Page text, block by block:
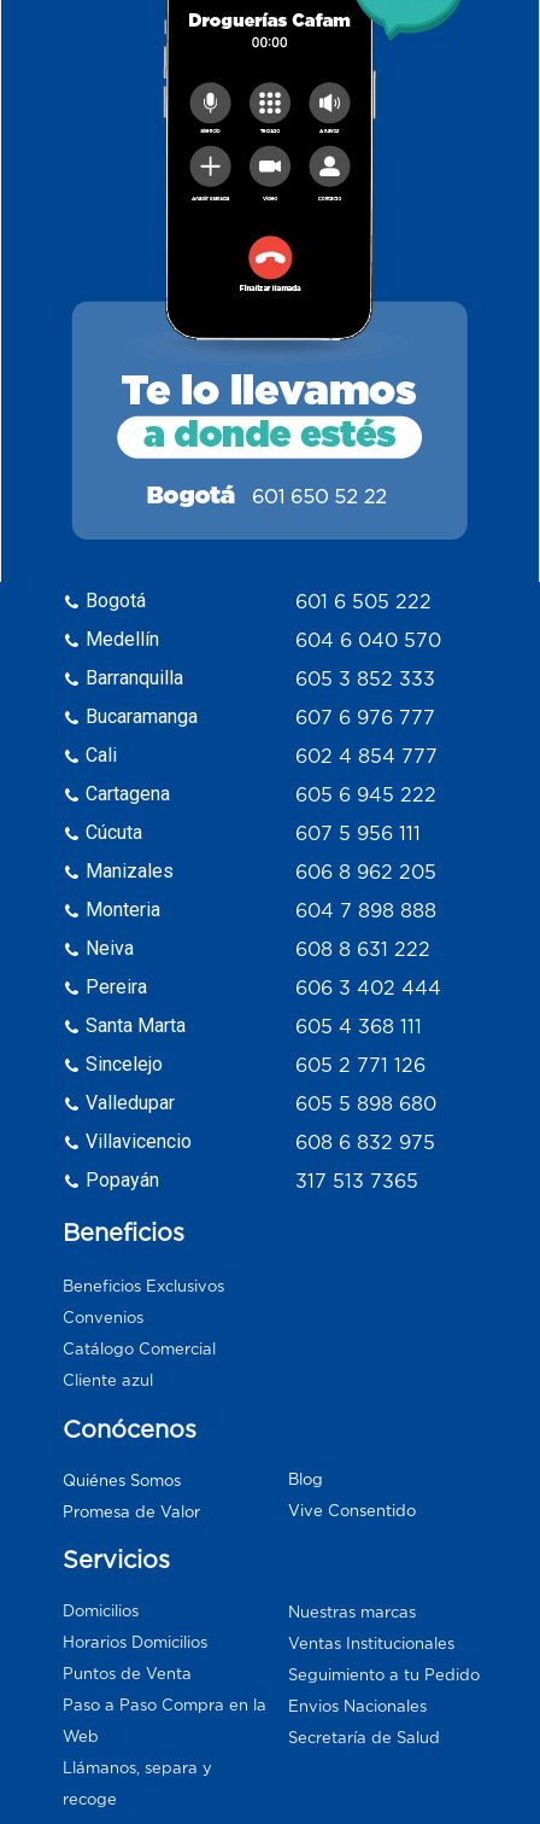
Bogotá
Medellín
Barranquilla
Bucaramanga
Cali
Cartagena
Cúcuta
Manizales
Monteria
Neiva
Pereira
Santa Marta
Sincelejo
Valledupar
Villavicencio
Popayán
601 6 505 222
604 6 040 570
605 3 852 333
607 6 976 777
602 4 854 777
605 6 945 222
607 5 956 111
606 8 962 205
604 7 898 888
608 8 631 222
606 3 402 444
605 4 368 111
605 2 771 126
605 5 898 680
608 6 832 975
317 513 7365
Beneficios
Beneficios Exclusivos
Convenios
Catálogo Comercial
Cliente azul
Conócenos
Quiénes Somos
Promesa de Valor
Blog
Vive Consentido
Servicios
Domicilios
Horarios Domicilios
Puntos de Venta
Paso a Paso Compra en la
Web
Llámanos, separa y
recoge
Nuestras marcas
Ventas Institucionales
Seguimiento a tu Pedido
Envios Nacionales
Secretaría de Salud